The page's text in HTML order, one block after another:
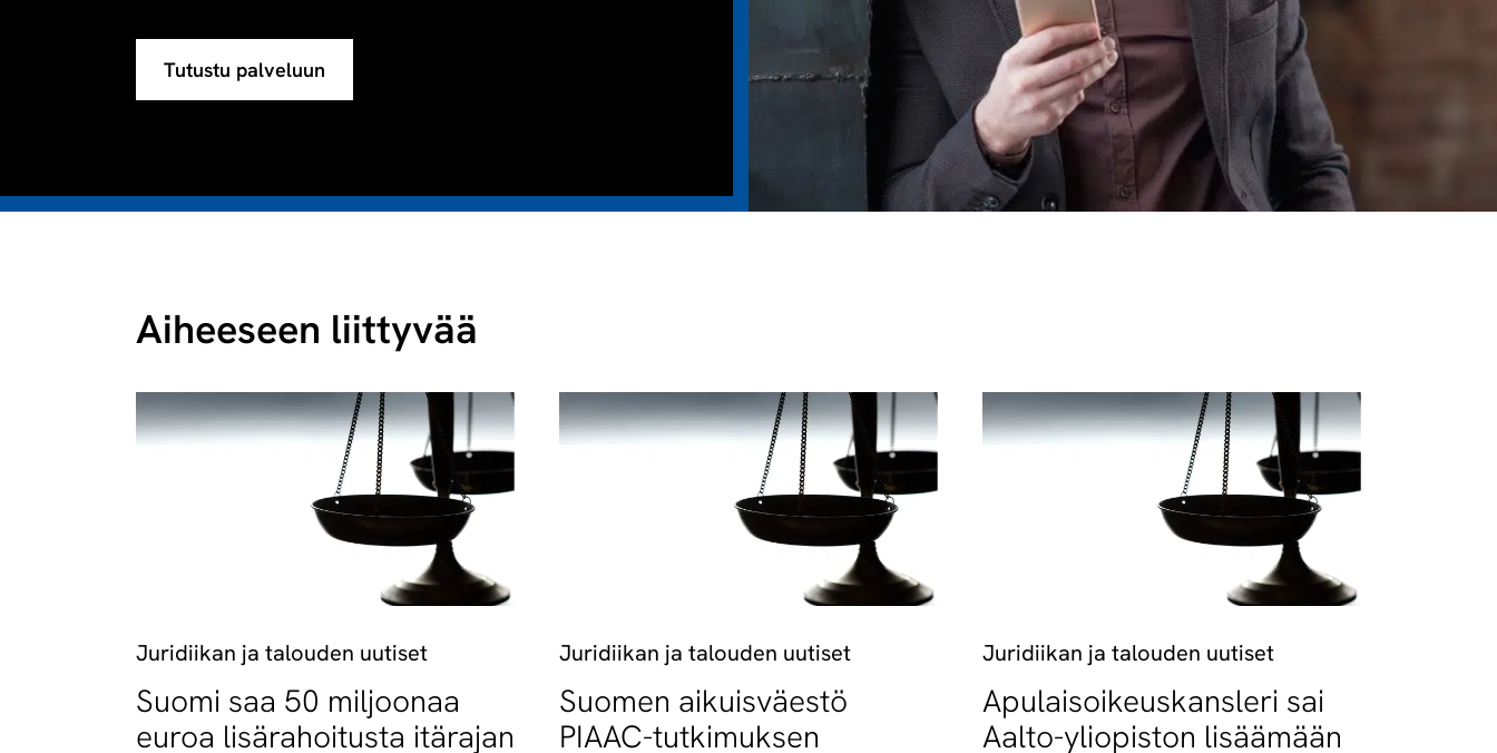
Tutustu palveluun
Aiheeseen liittyvää
Juridiikan ja talouden uutiset
Suomi saa 50 miljoonaa
euroa lisärahoitusta itärajan
Juridiikan ja talouden uutiset
Suomen aikuisväestö
PIAAC-tutkimuksen
Juridiikan ja talouden uutiset
Apulaisoikeuskansleri sai
Aalto-yliopiston lisäämään